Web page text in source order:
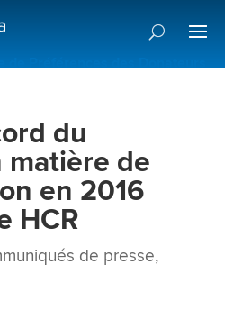
de Préférences des Donateurs
du
matière de
en 2016
HCR
de presse,